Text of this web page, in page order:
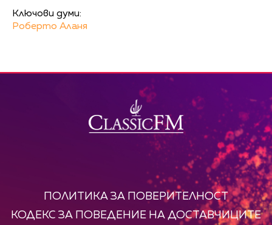
Ключови думи:
Роберто Аланя
ПОЛИТИКА ЗА ПОВЕРИТЕЛНОСТ
КОДЕКС ЗА ПОВЕДЕНИЕ НА ДОСТАВЧИЦИТЕ